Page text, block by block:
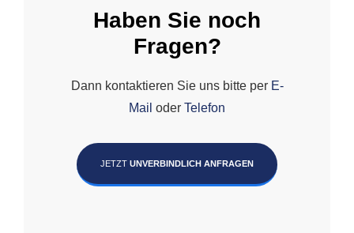
Haben Sie noch
Fragen?
Dann kontaktieren Sie uns bitte per E-
Mail oder Telefon
JETZT UNVERBINDLICH ANFRAGEN